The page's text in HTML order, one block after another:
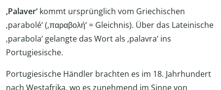
‚Palaver‘ kommt ursprünglich vom Griechischen
‚parabolé‘ (‚παραβολή‘ = Gleichnis). Über das Lateinische
‚parabola‘ gelangte das Wort als ‚palavra‘ ins
Portugiesische.
Portugiesische Händler brachten es im 18. Jahrhundert
nach Westafrika, wo es zunehmend im Sinne von